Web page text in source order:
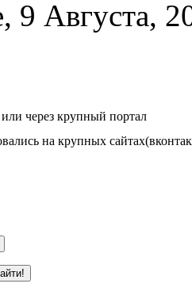
9 Августа,
через крупный портал
на крупных